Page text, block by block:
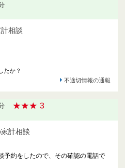
相談
たか？
不適切情報の通報
★★★ 3
計相談
予約をしたので、その確認の電話で